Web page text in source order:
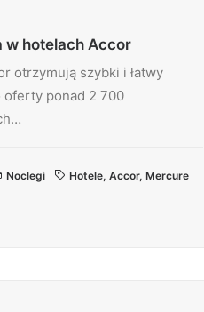
w hotelach Accor
otrzymują szybki i łatwy
oferty ponad 2 700
Noclegi Hotele, Accor, Mercure